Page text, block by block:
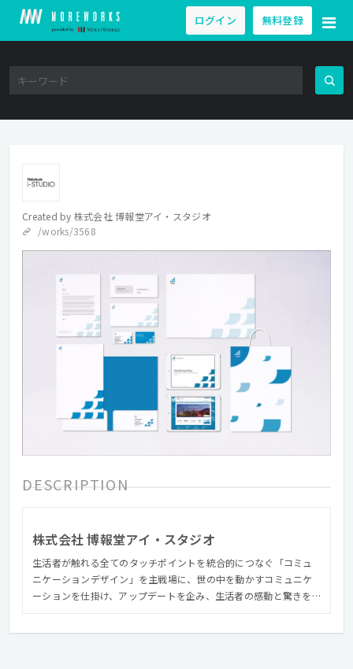
ログイン 無料登録
Created by 株式会社 博報堂アイ・スタジオ
/works/3568
DESCRIPTION
株式会社 博報堂アイ・スタジオ
生活者が触れる全てのタッチポイントを統合的につなぐ「コミュ
ニケーションデザイン」を主戦場に、世の中を動かすコミュニケ
ーションを仕掛け、アップデートを企み、生活者の感動と驚きを